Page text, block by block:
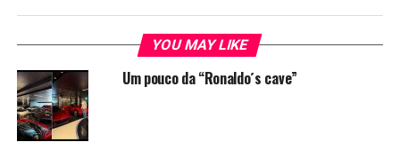
YOU MAY LIKE
Um pouco da “Ronaldo´s cave”